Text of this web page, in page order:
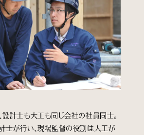
設計士も大工も同じ会社の社員同士。
士が行い、現場監督の役割は大工が